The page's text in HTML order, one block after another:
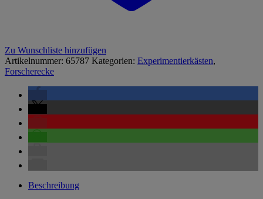
Zu Wunschliste hinzufügen
Artikelnummer: 65787 Kategorien: Experimentierkästen,
Forscherecke
Beschreibung